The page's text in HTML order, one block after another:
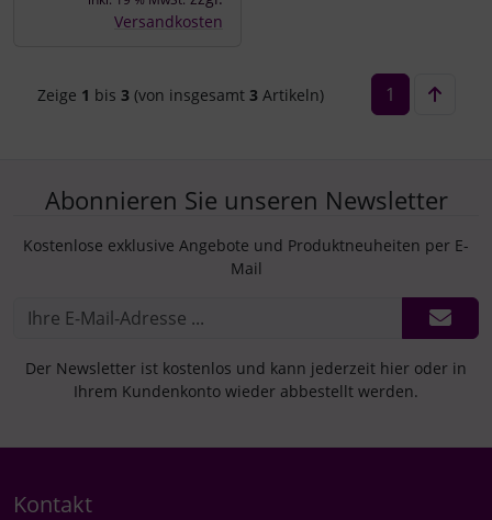
Versandkosten
Zeige 1 bis 3(von insgesamt 3Artikeln) 1
Abonnieren Sie unseren Newsletter
Kostenlose exklusive Angebote und Produktneuheiten per E-
Mail
Der Newsletter ist kostenlos und kann jederzeit hier oder in
Ihrem Kundenkonto wieder abbestellt werden.
Kontakt